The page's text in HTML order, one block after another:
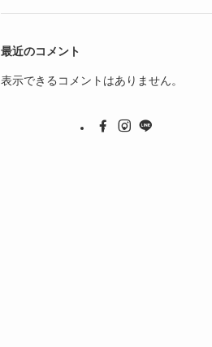
最近のコメント
表示できるコメントはありません。